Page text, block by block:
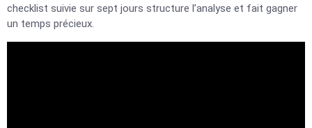
checklist suivie sur sept jours structure l’analyse et fait gagner
un temps précieux.